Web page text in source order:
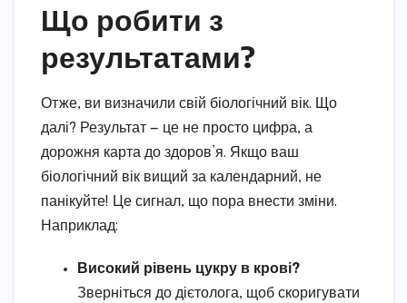
Що робити з
результатами?
Отже, ви визначили свій біологічний вік. Що
далі? Результат — це не просто цифра, а
дорожня карта до здоров’я. Якщо ваш
біологічний вік вищий за календарний, не
панікуйте! Це сигнал, що пора внести зміни.
Наприклад:
Високий рівень цукру в крові?
Зверніться до дієтолога, щоб скоригувати